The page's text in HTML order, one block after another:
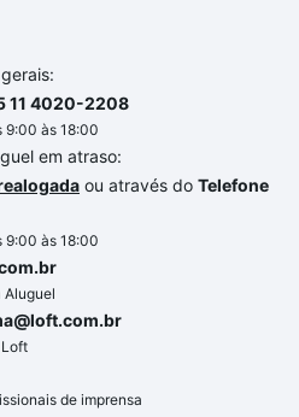
11 4020-2208
9:00 às 18:00
em atraso:
ou através do Telefone
9:00 às 18:00
Aluguel
de imprensa